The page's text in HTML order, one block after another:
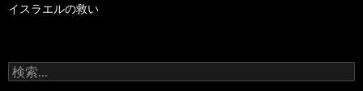
イスラエルの救い
検
索: